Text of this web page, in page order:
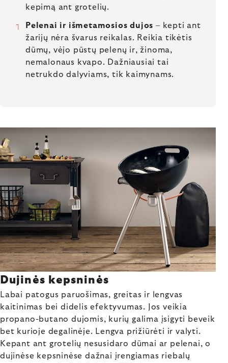
kepimą ant grotelių.
Pelenai ir išmetamosios dujos – kepti ant
žarijų nėra švarus reikalas. Reikia tikėtis
dūmų, vėjo pūstų pelenų ir, žinoma,
nemalonaus kvapo. Dažniausiai tai
netrukdo dalyviams, tik kaimynams.
Dujinės kepsninės
Labai patogus paruošimas, greitas ir lengvas
kaitinimas bei didelis efektyvumas. Jos veikia
propano-butano dujomis, kurių galima įsigyti beveik
bet kurioje degalinėje. Lengva prižiūrėti ir valyti.
Kepant ant grotelių nesusidaro dūmai ar pelenai, o
dujinėse kepsninėse dažnai įrengiamas riebalų